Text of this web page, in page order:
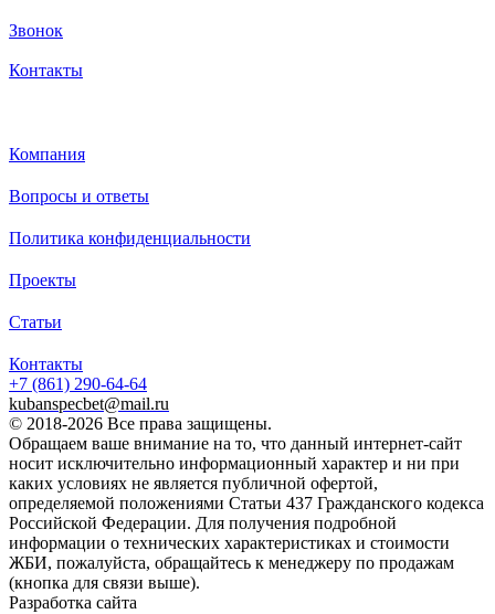
Звонок
Контакты
Компания
Вопросы и ответы
Политика конфиденциальности
Проекты
Статьи
Контакты
+7 (861) 290-64-64
kubanspecbet@mail.ru
© 2018-2026 Все права защищены.
Обращаем ваше внимание на то, что данный интернет-сайт
носит исключительно информационный характер и ни при
каких условиях не является публичной офертой,
определяемой положениями Статьи 437 Гражданского кодекса
Российской Федерации. Для получения подробной
информации о технических характеристиках и стоимости
ЖБИ, пожалуйста, обращайтесь к менеджеру по продажам
(кнопка для связи выше).
Разработка сайта